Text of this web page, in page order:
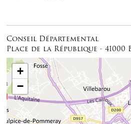
Conseil Départemental
Place de la République - 41000
+
−